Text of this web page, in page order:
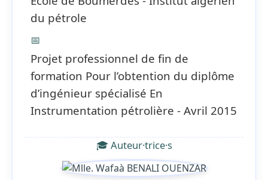
du pétrole
📅
Projet professionnel de fin de
formation Pour l’obtention du diplôme
d’ingénieur spécialisé En
Instrumentation pétrolière - Avril 2015
🎓 Auteur·trice·s